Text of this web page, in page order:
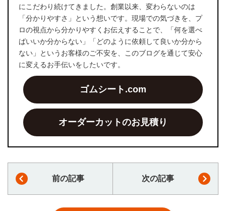
にこだわり続けてきました。創業以来、変わらないのは
「分かりやすさ」という想いです。現場での気づきを、プ
ロの視点から分かりやすくお伝えすることで、「何を選べ
ばいいか分からない」「どのように依頼して良いか分から
ない」というお客様のご不安を、このブログを通じて安心
に変えるお手伝いをしたいです。
ゴムシート.com
オーダーカットのお見積り
前の記事 次の記事